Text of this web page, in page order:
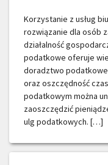
Korzystanie z usług
rozwiązanie dla osób
działalność
podatkowe oferuje
doradztwo
oraz oszczędność
podatkowym można
zaoszczędzić
ulg podatkowych. […]